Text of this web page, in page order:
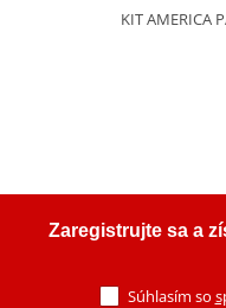
KIT AMERICA
Zaregistrujte sa a
Súhlasím so